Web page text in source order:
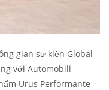
gian sự kiện Global
với Automobili
Urus Performante